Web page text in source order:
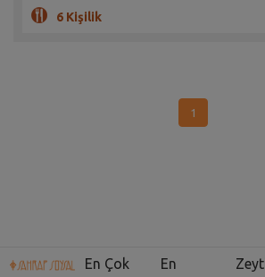
6 Kişilik
1
En Çok
En